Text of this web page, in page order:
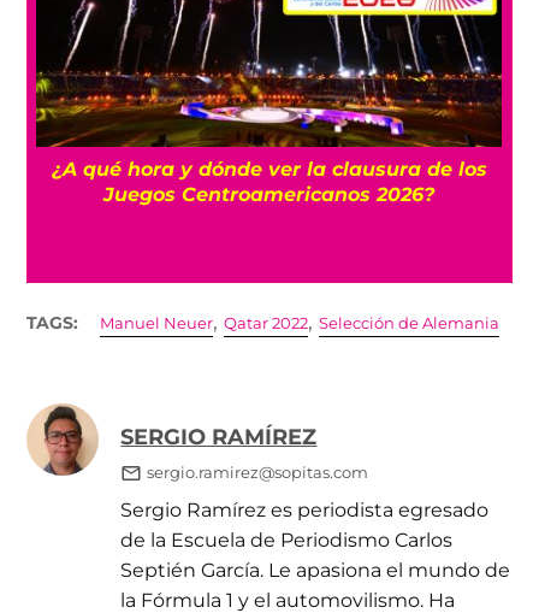
¿A qué hora y dónde ver la clausura de los
Juegos Centroamericanos 2026?
TAGS: Manuel Neuer,Qatar 2022,Selección de Alemania
SERGIO RAMÍREZ
sergio.ramirez@sopitas.com
Sergio Ramírez es periodista egresado
de la Escuela de Periodismo Carlos
Septién García. Le apasiona el mundo de
la Fórmula 1 y el automovilismo. Ha